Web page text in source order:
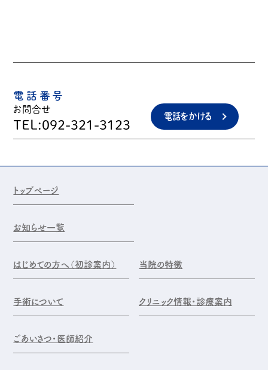
電話番号
お問合せ
TEL:092-321-3123
電話をかける
トップページ
お知らせ一覧
はじめての方へ（初診案内） 当院の特徴
手術について クリニック情報・診療案内
ごあいさつ・医師紹介